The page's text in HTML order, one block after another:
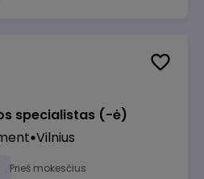
specialistas (-ė)
Vilnius
Prieš mokesčius